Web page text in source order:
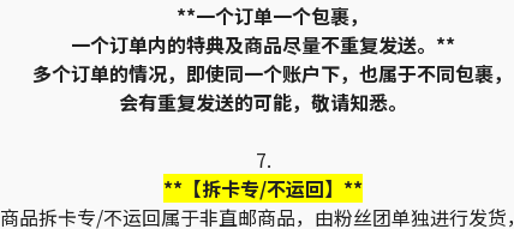
**一个订单一个包裹，
一个订单内的特典及商品尽量不重复发送。**
多个订单的情况，即使同一个账户下，也属于不同包裹，
会有重复发送的可能，敬请知悉。
7.
**【拆卡专/不运回】**
商品拆卡专/不运回属于非直邮商品，由粉丝团单独进行发货，